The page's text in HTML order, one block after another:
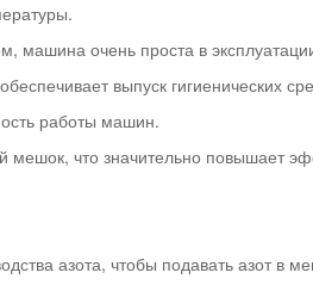
машина очень проста в
выпуск гигиенических
работы машин.
мешок, что значительно повышает
азота, чтобы подавать азот в